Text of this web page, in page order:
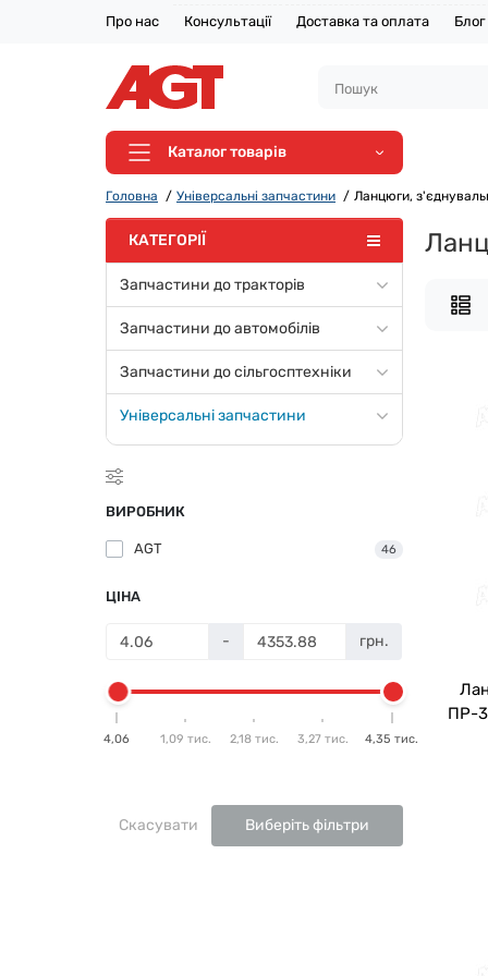
Про нас Консультації Доставка та оплата Блог
Каталог товарів
Головна Універсальні запчастини Ланцюги,
КАТЕГОРІЇ
Запчастини до тракторів
Запчастини до автомобілів
Запчастини до сільгосптехніки
Універсальні запчастини
ВИРОБНИК
AGT 46
ЦІНА
- грн.
4,06 1,09 тис. 2,18 тис. 3,27 тис. 4,35 тис.
Скасувати Виберіть фільтри
ПР-